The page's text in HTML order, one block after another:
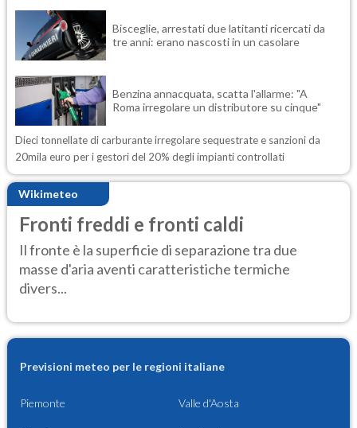
Bisceglie, arrestati due latitanti ricercati da
tre anni: erano nascosti in un casolare
Benzina annacquata, scatta l'allarme: "A
Roma irregolare un distributore su cinque"
Dieci tonnellate di carburante irregolare sequestrate e sanzioni da
20mila euro per i gestori del 20% degli impianti controllati
Wikimeteo
Fronti freddi e fronti caldi
Il fronte è la superficie di separazione tra due
masse d'aria aventi caratteristiche termiche
divers...
Previsioni meteo per le regioni italiane
Piemonte Valle d'Aosta